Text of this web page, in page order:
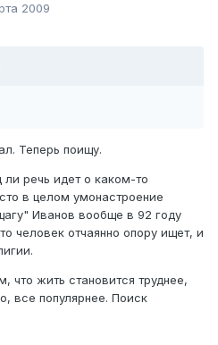
2009
Теперь поищу.
речь идет о каком-то
в целом умонастроение
Иванов вообще в 92 году
человек отчаянно опору ищет, и
что жить становится труднее,
все популярнее. Поиск